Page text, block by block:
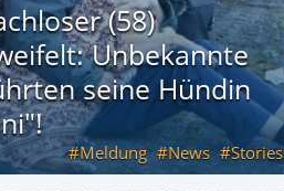
(58)
Unbekannte
seine Hündin
Meldung News Stories